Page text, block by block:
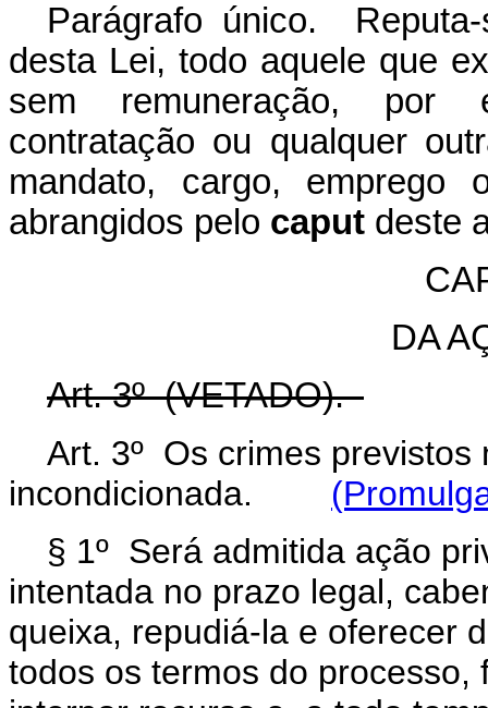
Parágrafo único.
desta Lei, todo aquele que
sem remuneração, por
contratação ou qualquer
mandato, cargo,
abrangidos pelo caput deste
DA
Art. 3º (VETADO).
Art. 3º Os crimes previstos
incondicionada.
§ 1º Será admitida ação
intentada no prazo legal,
queixa, repudiá-la e oferecer
todos os termos do